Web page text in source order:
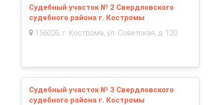
Судебный участок № 2 Свердловского
судебного района г. Костромы
156026, г. Кострома, ул. Советская, д. 120
Судебный участок № 3 Свердловского
судебного района г. Костромы